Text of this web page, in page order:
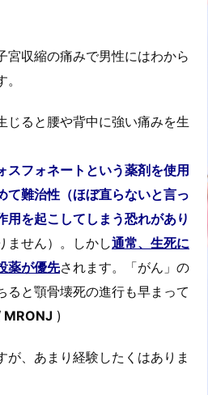
宮収縮の痛みで男性にはわから
じると腰や背中に強い痛みを生
スフォネートという薬剤を使用
て難治性（ほぼ直らないと言っ
用を起こしてしまう恐れがあり
ません）。しかし通常、生死に
薬が優先されます。「がん」の
ると顎骨壊死の進行も早まって
MRONJ )
が、あまり経験したくはありま